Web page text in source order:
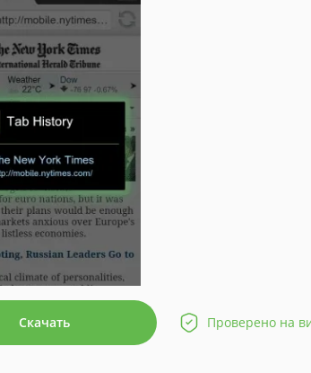
Скачать Проверено на